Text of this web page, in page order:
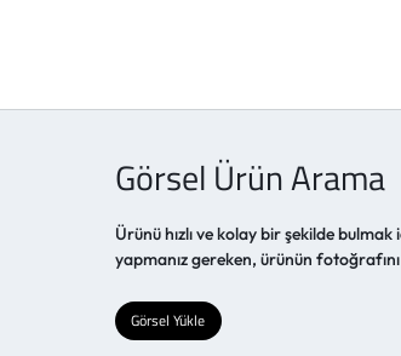
Görsel Ürün Arama
Ürünü hızlı ve kolay bir şekilde
yapmanız gereken, ürünün
Görsel Yükle